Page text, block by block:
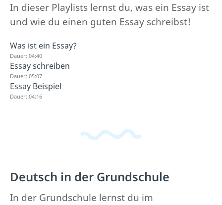
In dieser Playlists lernst du, was ein Essay ist
und wie du einen guten Essay schreibst!
Was ist ein Essay?
Dauer: 04:40
Essay schreiben
Dauer: 05:07
Essay Beispiel
Dauer: 04:16
Deutsch in der Grundschule
In der Grundschule lernst du im